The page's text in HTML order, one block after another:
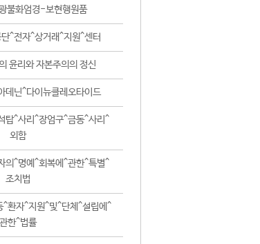
불화엄경-보현행원품
^전자^상거래^지원^센터
윤리와 자본주의의 정신
데닌^다이뉴클레오타이드
탑^사리^장엄구^금동^사리^
외함
의^명예^회복에^관한^특별^
조치법
^환자^지원^및^단체^설립에^
관한^법률